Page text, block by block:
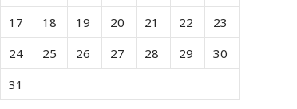
17
18 19 20 21 22
23
24
25 26 27 28 29
30
31